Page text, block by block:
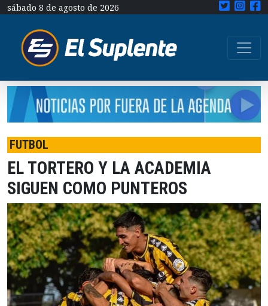
sábado 8 de agosto de 2026
FUTBOL
EL TORTERO Y LA ACADEMIA
SIGUEN COMO PUNTEROS